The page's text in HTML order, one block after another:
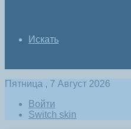
Искать
Пятница , 7 Август 2026
Войти
Switch skin